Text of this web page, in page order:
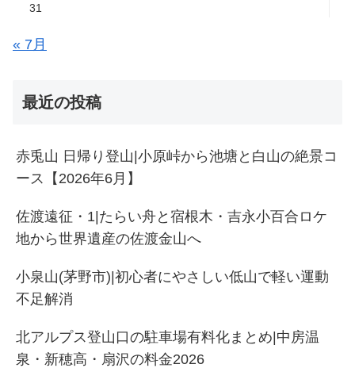
31
« 7月
最近の投稿
赤兎山 日帰り登山|小原峠から池塘と白山の絶景コ
ース【2026年6月】
佐渡遠征・1|たらい舟と宿根木・吉永小百合ロケ
地から世界遺産の佐渡金山へ
小泉山(茅野市)|初心者にやさしい低山で軽い運動
不足解消
北アルプス登山口の駐車場有料化まとめ|中房温
泉・新穂高・扇沢の料金2026